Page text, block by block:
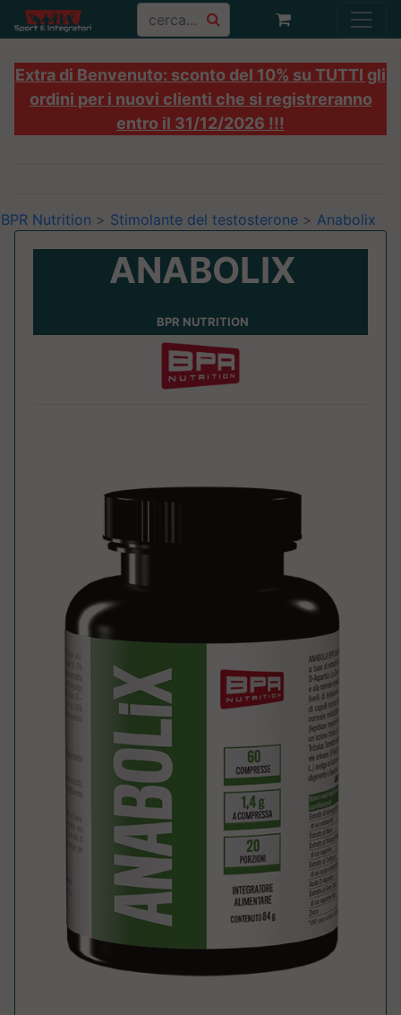
Extra di Benvenuto: sconto del 10% su TUTTI gli
ordini per i nuovi clienti che si registreranno
entro il 31/12/2026 !!!
BPR Nutrition > Stimolante del testosterone > Anabolix
ANABOLIX
BPR NUTRITION